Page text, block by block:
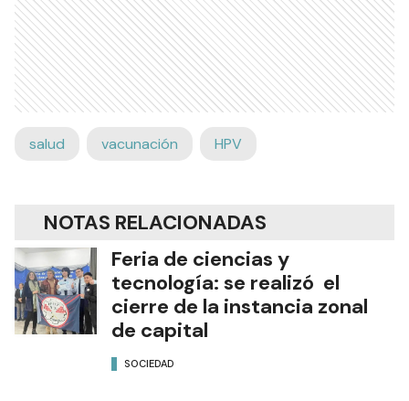
salud vacunación HPV
NOTAS RELACIONADAS
Feria de ciencias y
tecnología: se realizó el
cierre de la instancia zonal
de capital
SOCIEDAD